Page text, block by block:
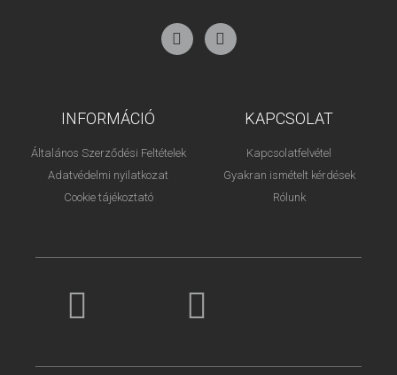
INFORMÁCIÓ
Általános Szerződési Feltételek
Adatvédelmi nyilatkozat
Cookie tájékoztató
KAPCSOLAT
Kapcsolatfelvétel
Gyakran ismételt kérdések
Rólunk